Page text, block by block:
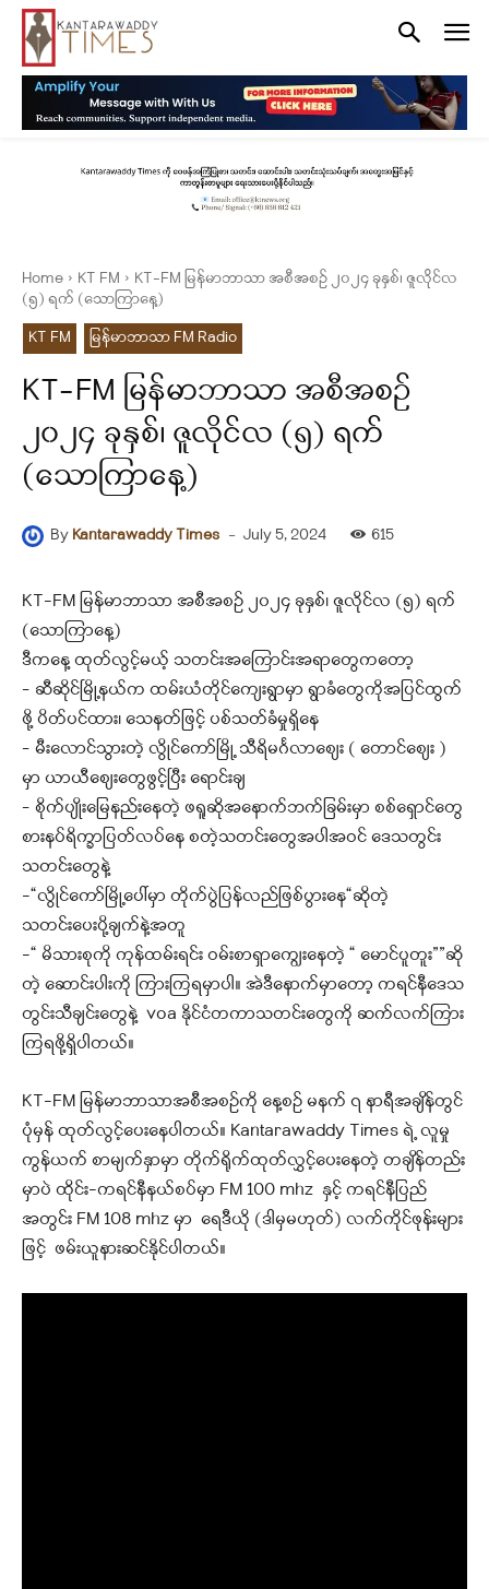
Home KT FM
KT-FM မြန်မာဘာသာ အစီအစဉ် ၂၀၂၄ ခုနှစ်၊ ဇူလိုင်လ
(၅) ရက် (‌‌သောကြာနေ့)
KT FM
မြန်မာဘာသာ FM Radio
KT-FM မြန်မာဘာသာ အစီအစဉ်
၂၀၂၄ ခုနှစ်၊ ဇူလိုင်လ (၅) ရက်
(‌‌သောကြာနေ့)
By Kantarawaddy Times - July 5, 2024 615
KT-FM မြန်မာဘာသာ အစီအစဉ် ၂၀၂၄ ခုနှစ်၊ ဇူလိုင်လ (၅) ရက်
(‌‌သောကြာနေ့)
ဒီကနေ့ ထုတ်လွင့်မယ့် သတင်းအကြောင်းအရာတွေကတော့
– ဆီဆိုင်မြို့နယ်က ထမ်းယံတိုင်ကျေးရွာမှာ ရွာခံတွေကိုအပြင်ထွက်
ဖို့ ပိတ်ပင်ထား၊ သေနတ်ဖြင့် ပစ်သတ်ခံမှုရှိနေ
– မီးလောင်သွားတဲ့ လွိုင်ကော်မြို့ သီရိမင်္ဂလာစျေး ( တောင်စျေး )
မှာ ယာယီစျေးတွေဖွင့်ပြီး ရောင်းချ
– စိုက်ပျိုးမြေနည်းနေတဲ့ ဖရူဆိုအနောက်ဘက်ခြမ်းမှာ စစ်ရှောင်တွေ
စားနပ်ရိက္ခာပြတ်လပ်နေ စတဲ့သတင်းတွေအပါအဝင် ဒေသတွင်း
သတင်းတွေနဲ့
-“လွိုင်ကော်မြို့ပေါ်မှာ တိုက်ပွဲပြန်လည်ဖြစ်ပွားနေ“ဆိုတဲ့
သတင်းပေးပို့ချက်နဲ့အတူ
-“ မိသားစုကို ကုန်ထမ်းရင်း ဝမ်းစာရှာကျွေးနေတဲ့ “ မောင်ပူတူး””ဆို
တဲ့ ဆောင်းပါးကို ကြားကြရမှာပါ။ အဲဒီနောက်မှာတော့ ကရင်နီဒေသ
တွင်းသီချင်းတွေနဲ့ voa နိုင်ငံတကာသတင်းတွေကို ဆက်လက်ကြား
ကြရဖို့ရှိပါတယ်။
KT-FM မြန်မာဘာသာအစီအစဉ်ကို နေ့စဉ် မနက် ၇ နာရီအချိန်တွင်
ပုံမှန် ထုတ်လွင့်ပေးနေပါတယ်။ Kantarawaddy Times ရဲ့ လူမှု
ကွန်ယက် စာမျက်နှာမှာ တိုက်ရိုက်ထုတ်လွှင့်ပေးနေတဲ့ တချိန်တည်း
မှာပဲ ထိုင်း-ကရင်နီနယ်စပ်မှာ FM 100 mhz နှင့် ကရင်နီပြည်
အတွင်း FM 108 mhz မှာ ရေဒီယို (ဒါမှမဟုတ်) လက်ကိုင်ဖုန်းများ
ဖြင့် ဖမ်းယူနားဆင်နိုင်ပါတယ်။